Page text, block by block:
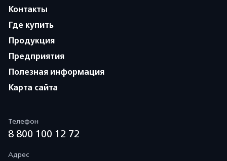
Контакты
Где купить
Продукция
Предприятия
Полезная информация
Карта сайта
Телефон
8 800 100 12 72
Адрес